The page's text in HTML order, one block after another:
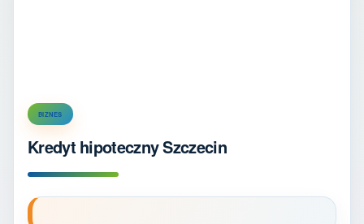
BIZNES
Kredyt hipoteczny Szczecin